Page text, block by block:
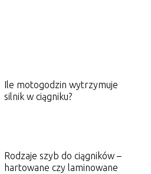
Ile motogodzin wytrzymuje
silnik w ciągniku?
Rodzaje szyb do ciągników –
hartowane czy laminowane